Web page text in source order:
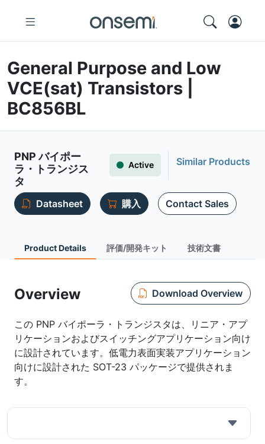
General Purpose and Low
VCE(sat) Transistors |
BC856BL
PNP バイポー
ラ・トランジス
タ
Active Similar Products
Datasheet 購入 Contact Sales
Product Details 評価/開発キット 技術文書
Overview Download Overview
この PNP バイポーラ・トランジスタは、リニア・アプ
リケーションおよびスイッチングアプリケーション向け
に設計されています。低電力表面実装アプリケーション
向けに設計された SOT-23 パッケージで提供されま
す。